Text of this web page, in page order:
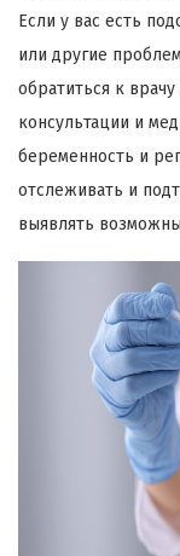
Если у вас есть
или другие
обратиться к
консультации и
беременность и
отслеживать и
выявлять